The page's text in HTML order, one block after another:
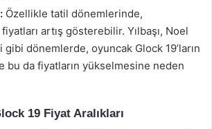
Özellikle tatil dönemlerinde,
artış gösterebilir. Yılbaşı, Noel
gibi dönemlerde, oyuncak Glock 19’ların
bu da fiyatların yükselmesine neden
19 Fiyat Aralıkları